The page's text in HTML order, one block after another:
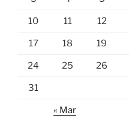
10 11 12
17 18 19
24 25 26
31
« Mar